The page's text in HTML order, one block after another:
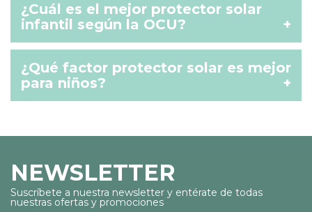
¿Cuál es el mejor protector solar
infantil según la OCU?
+
¿Qué factor protector solar es mejor
para niños?
+
NEWSLETTER
Suscríbete a nuestra newsletter y entérate de todas
nuestras ofertas y promociones